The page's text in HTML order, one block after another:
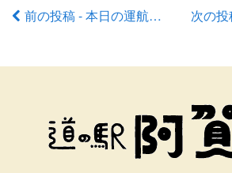
前前の投稿 - 本日の運航状況